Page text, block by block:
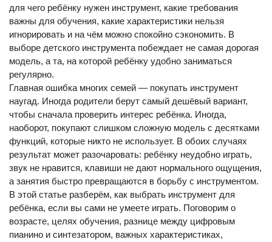
для чего ребёнку нужен инструмент, какие требования
важны для обучения, какие характеристики нельзя
игнорировать и на чём можно спокойно сэкономить. В
выборе детского инструмента побеждает не самая дорогая
модель, а та, на которой ребёнку удобно заниматься
регулярно.
Главная ошибка многих семей — покупать инструмент
наугад. Иногда родители берут самый дешёвый вариант,
чтобы сначала проверить интерес ребёнка. Иногда,
наоборот, покупают слишком сложную модель с десятками
функций, которые никто не использует. В обоих случаях
результат может разочаровать: ребёнку неудобно играть,
звук не нравится, клавиши не дают нормального ощущения,
а занятия быстро превращаются в борьбу с инструментом.
В этой статье разберём, как выбрать инструмент для
ребёнка, если вы сами не умеете играть. Поговорим о
возрасте, целях обучения, разнице между цифровым
пианино и синтезатором, важных характеристиках,